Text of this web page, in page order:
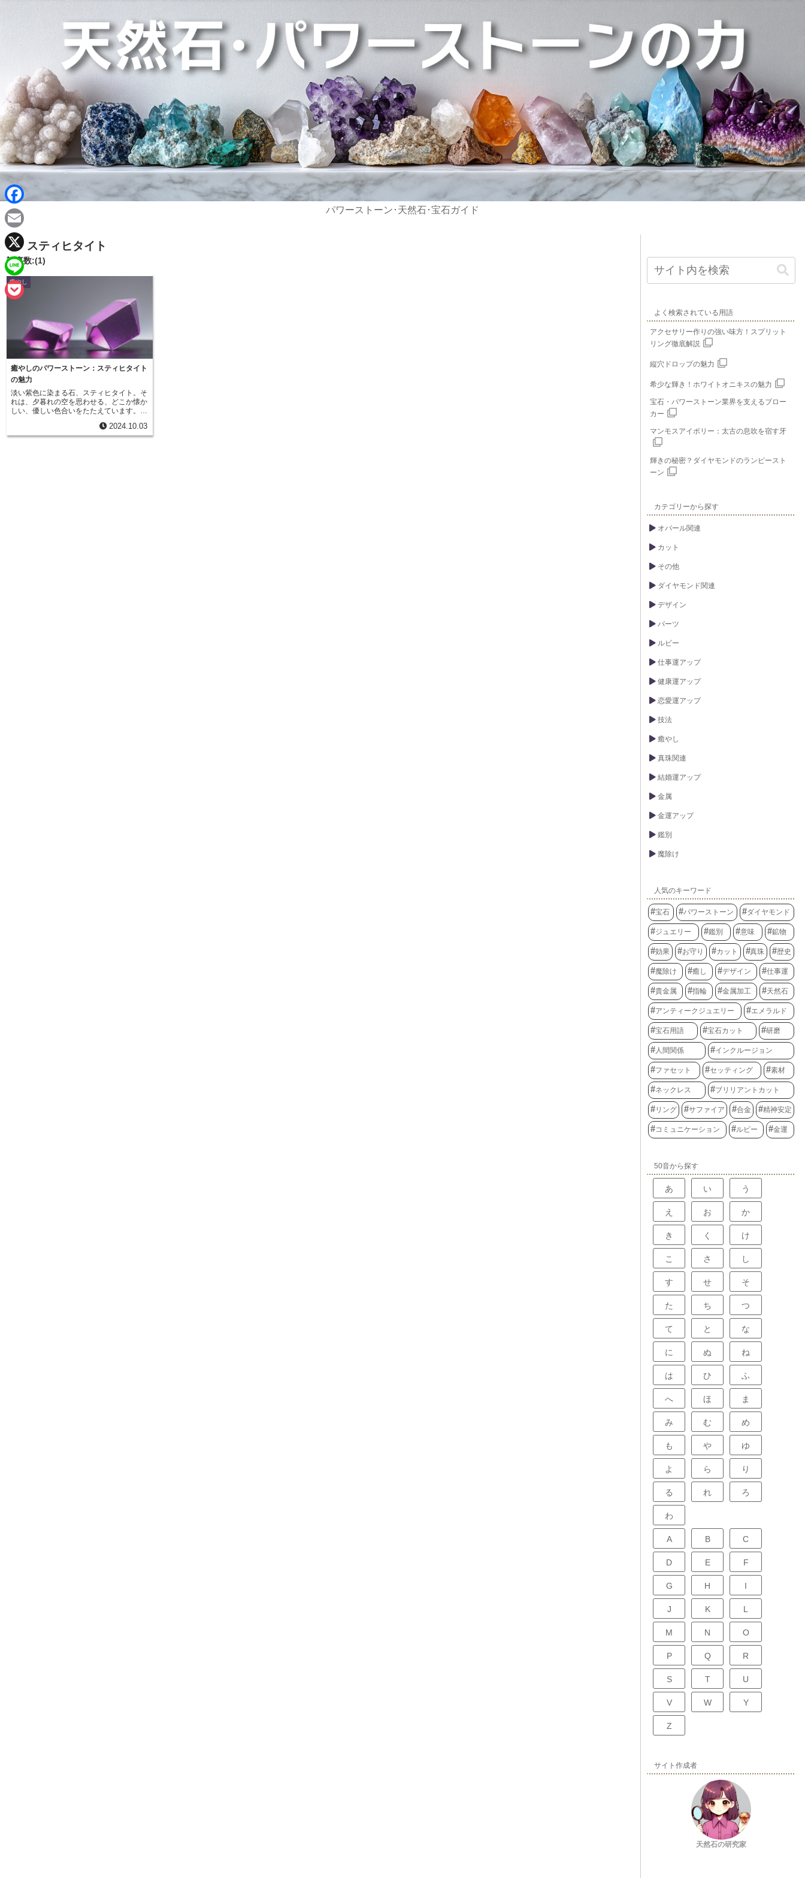
パワーストーン･天然石･宝石ガイド
スティヒタイト
記事数:(1)
癒やし
癒やしのパワーストーン：スティヒタイト
の魅力
淡い紫色に染まる石、スティヒタイト。そ
れは、夕暮れの空を思わせる、どこか懐か
しい、優しい色合いをたたえています。桃
包み込むような、不思議な魅力を秘めてい
るようです。しかし、その美しさにもかか
2024.10.03
よく検索されている用語
アクセサリー作りの強い味方！スプリット
リング徹底解説
縦穴ドロップの魅力
希少な輝き！ホワイトオニキスの魅力
宝石・パワーストーン業界を支えるブロー
カー
マンモスアイボリー：太古の息吹を宿す牙
輝きの秘密？ダイヤモンドのランピースト
ーン
カテゴリーから探す
オパール関連
カット
その他
ダイヤモンド関連
デザイン
パーツ
ルビー
仕事運アップ
健康運アップ
恋愛運アップ
技法
癒やし
真珠関連
結婚運アップ
金属
金運アップ
鑑別
魔除け
人気のキーワード
宝石 パワーストーン ダイヤモンド
ジュエリー 鑑別 意味 鉱物
効果 お守り カット 真珠 歴史
魔除け 癒し デザイン 仕事運
貴金属 指輪 金属加工 天然石
アンティークジュエリー エメラルド
宝石用語 宝石カット 研磨
人間関係 インクルージョン
ファセット セッティング 素材
ネックレス ブリリアントカット
リング サファイア 合金 精神安定
コミュニケーション ルビー 金運
50音から探す
あ い う
え お か
き く け
こ さ し
す せ そ
た ち つ
て と な
に ぬ ね
は ひ ふ
へ ほ ま
み む め
も や ゆ
よ ら り
る れ ろ
わ
A B C
D E F
G H I
J K L
M N O
P Q R
S T U
V W Y
Z
サイト作成者
天然石の研究家
F
a
c
e
b
E
m
a
i
X
L
e